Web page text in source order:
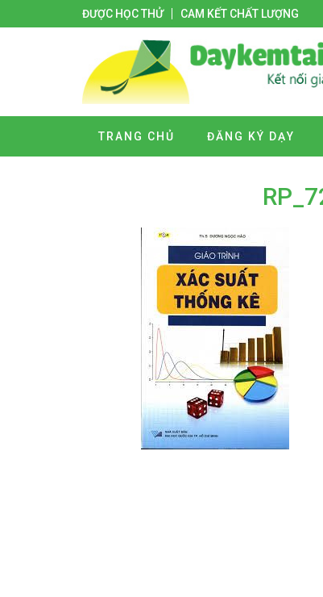
ĐƯỢC HỌC THỬ CAM KẾT CHẤT LƯỢNG
TRANG CHỦ ĐĂNG KÝ DẠY